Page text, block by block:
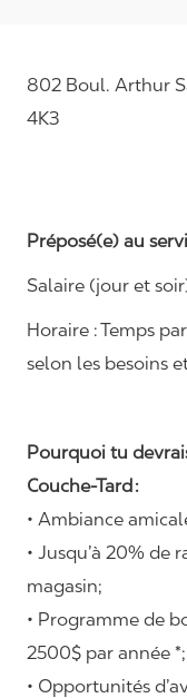
802 Boul. Arthur
4K3
Préposé(e) au
Salaire (jour et
Horaire :Temps
selon les besoins
Pourquoi tu
Couche-Tard :
• Ambiance
• Jusqu’à 20% de
magasin;
• Programme de
2500$ par année *;
• Opportunités